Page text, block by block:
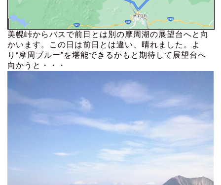
美幌峠からバスで前日とは別の摩周湖の展望台へと向
かいます。この日は前日とは違い、晴れました。よ
り“摩周ブルー”を堪能できるかもと期待して展望台へ
向かうと・・・